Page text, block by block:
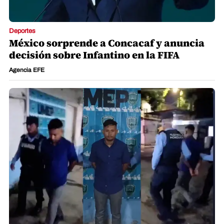
Deportes
México sorprende a Concacaf y anuncia
decisión sobre Infantino en la FIFA
Agencia EFE